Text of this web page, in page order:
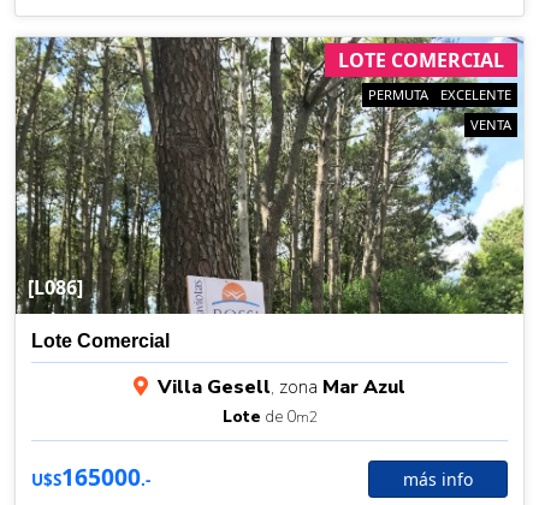
[L086]
LOTE COMERCIAL
EXCELENTE
PERMUTA
VENTA
Lote Comercial
Villa Gesell, zona Mar Azul
Lote de 0m2
U$S165000.- más info